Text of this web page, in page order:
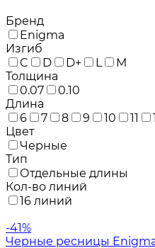
Бренд
Enigma
Изгиб
C
D D+ L
M
Толщина
0.07
0.10
Длина
6
7 8 9 10 11
Цвет
Черные
Тип
Отдельные длины
Кол-во линий
16 линий
-41%
Черные ресницы